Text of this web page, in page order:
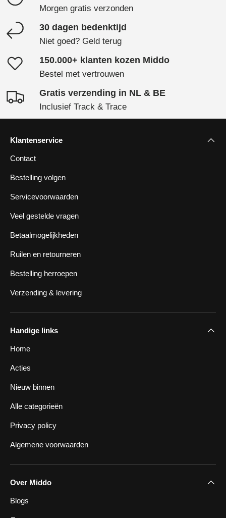
Morgen gratis verzonden
30 dagen bedenktijd
Niet goed? Geld terug
150.000+ klanten kozen Middo
Bestel met vertrouwen
Gratis verzending in NL & BE
Inclusief Track & Trace
Klantenservice
Contact
Bestelling volgen
Servicevoorwaarden
Veel gestelde vragen
Betaalmogelijkheden
Ruilen en retourneren
Bestelling herroepen
Verzending & levering
Handige links
Home
Acties
Nieuw binnen
Alle categorieën
Privacy policy
Algemene voorwaarden
Over Middo
Blogs